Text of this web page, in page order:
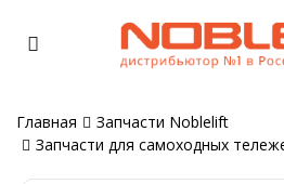
Главная
Запчасти Noblelift
Запчасти для самоходных